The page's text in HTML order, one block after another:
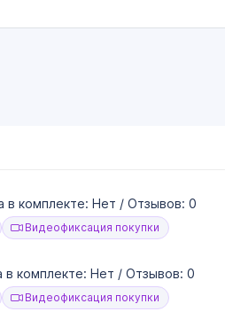
в комплекте: Нет / Отзывов: 0
Видеофиксация покупки
в комплекте: Нет / Отзывов: 0
Видеофиксация покупки